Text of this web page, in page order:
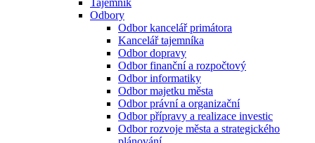
Tajemník
Odbory
Odbor kancelář primátora
Kancelář tajemníka
Odbor dopravy
Odbor finanční a rozpočtový
Odbor informatiky
Odbor majetku města
Odbor právní a organizační
Odbor přípravy a realizace investic
Odbor rozvoje města a strategického